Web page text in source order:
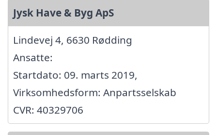
Jysk Have & Byg ApS
Lindevej 4, 6630 Rødding
Ansatte:
Startdato: 09. marts 2019,
Virksomhedsform: Anpartsselskab
CVR: 40329706